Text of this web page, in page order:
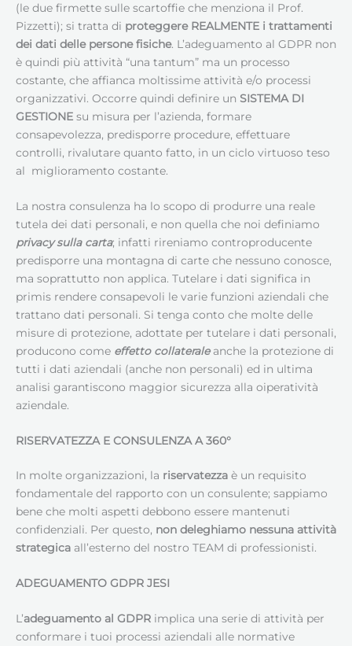
(le due firmette sulle scartoffie che menziona il Prof.
Pizzetti); si tratta di proteggere REALMENTE i trattamenti
dei dati delle persone fisiche. L’adeguamento al GDPR non
è quindi più attività “una tantum” ma un processo
costante, che affianca moltissime attività e/o processi
organizzativi. Occorre quindi definire un SISTEMA DI
GESTIONE su misura per l’azienda, formare
consapevolezza, predisporre procedure, effettuare
controlli, rivalutare quanto fatto, in un ciclo virtuoso teso
al miglioramento costante.
La nostra consulenza ha lo scopo di produrre una reale
tutela dei dati personali, e non quella che noi definiamo
privacy sulla carta; infatti rireniamo controproducente
predisporre una montagna di carte che nessuno conosce,
ma soprattutto non applica. Tutelare i dati significa in
primis rendere consapevoli le varie funzioni aziendali che
trattano dati personali. Si tenga conto che molte delle
misure di protezione, adottate per tutelare i dati personali,
producono come effetto collateraleanche la protezione di
tutti i dati aziendali (anche non personali) ed in ultima
analisi garantiscono maggior sicurezza alla oiperatività
aziendale.
RISERVATEZZA E CONSULENZA A 360°
In molte organizzazioni, la riservatezza è un requisito
fondamentale del rapporto con un consulente; sappiamo
bene che molti aspetti debbono essere mantenuti
confidenziali. Per questo, non deleghiamo nessuna attività
strategica all’esterno del nostro TEAM di professionisti.
ADEGUAMENTO GDPR JESI
L’adeguamento al GDPR implica una serie di attività per
conformare i tuoi processi aziendali alle normative